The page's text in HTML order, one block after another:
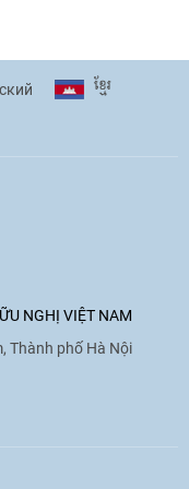
hậu
tiên hàng đầu cho
Hoa Kỳ hỗ trợ
danh tính người mất
ខ្មែរ
NGHỊ VIỆT NAM
Thành phố Hà Nội